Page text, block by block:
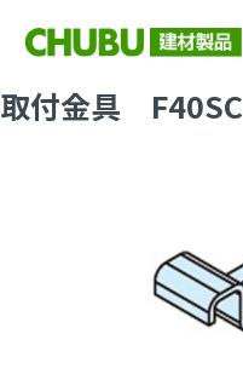
取付金具 F40SC